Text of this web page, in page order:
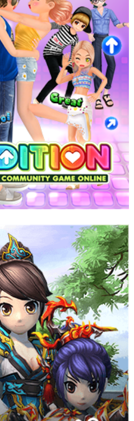
1 ของเมืองไทย เต้นมันส์กับเพลงโปรด
งได้ตลอด 24 ชั่วโมง
Download
ง สู่เกม MMORPG ยอดฮิต กว่า 7 ล้าน
ไอดี
Download